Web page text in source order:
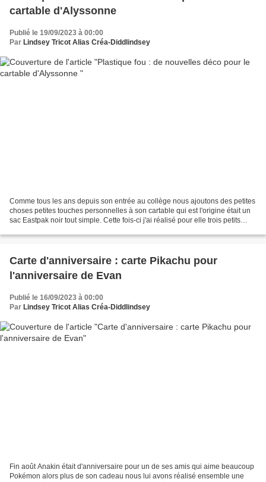
cartable d'Alyssonne
Publié le 19/09/2023 à 00:00
Par Lindsey Tricot Alias Créa-Diddlindsey
Comme tous les ans depuis son entrée au collège nous ajoutons des petites
choses petites touches personnelles à son cartable qui est l'origine était un
sac Eastpak noir tout simple. Cette fois-ci j'ai réalisé pour elle trois petits
Carte d'anniversaire : carte Pikachu pour
l'anniversaire de Evan
Publié le 16/09/2023 à 00:00
Par Lindsey Tricot Alias Créa-Diddlindsey
Fin août Anakin était d'anniversaire pour un de ses amis qui aime beaucoup
Pokémon alors plus de son cadeau nous lui avons réalisé ensemble une